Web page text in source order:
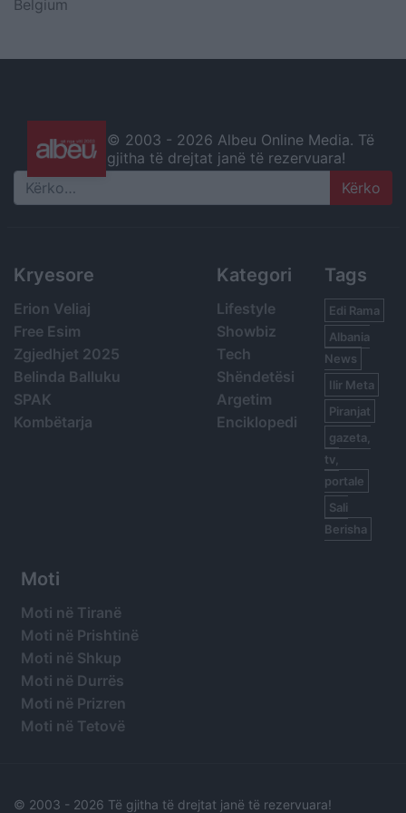
Belgium
© 2003 - 2026 Albeu Online Media. Të
gjitha të drejtat janë të rezervuara!
Search
Kryesore
Erion Veliaj
Free Esim
Zgjedhjet 2025
Belinda Balluku
SPAK
Kombëtarja
Kategori
Lifestyle
Showbiz
Tech
Shëndetësi
Argetim
Enciklopedi
Tags
Edi Rama
Albania
News
Ilir Meta
Piranjat
gazeta,
tv,
portale
Sali
Berisha
Moti
Moti në Tiranë
Moti në Prishtinë
Moti në Shkup
Moti në Durrës
Moti në Prizren
Moti në Tetovë
© 2003 - 2026 Të gjitha të drejtat janë të rezervuara!